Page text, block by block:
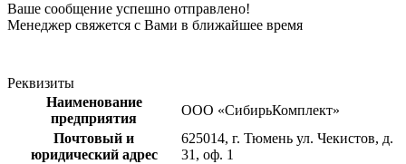
Ваше сообщение успешно отправлено!
Менеджер свяжется с Вами в ближайшее время
Реквизиты
Наименование
предприятия
ООО «СибирьКомплект»
Почтовый и
юридический адрес
625014, г. Тюмень ул. Чекистов, д.
31, оф. 1